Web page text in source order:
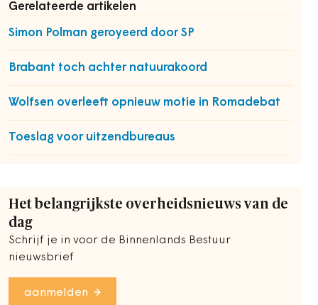
Gerelateerde artikelen
Simon Polman geroyeerd door SP
Brabant toch achter natuurakoord
Wolfsen overleeft opnieuw motie in Romadebat
Toeslag voor uitzendbureaus
Het belangrijkste overheidsnieuws van de
dag
Schrijf je in voor de Binnenlands Bestuur
nieuwsbrief
aanmelden